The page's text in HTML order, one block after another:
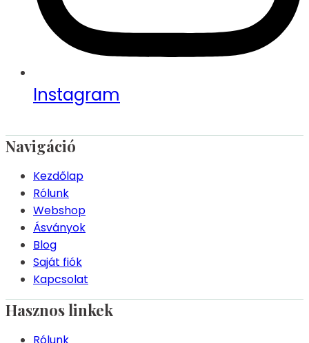
Instagram
Navigáció
Kezdőlap
Rólunk
Webshop
Ásványok
Blog
Saját fiók
Kapcsolat
Hasznos linkek
Rólunk